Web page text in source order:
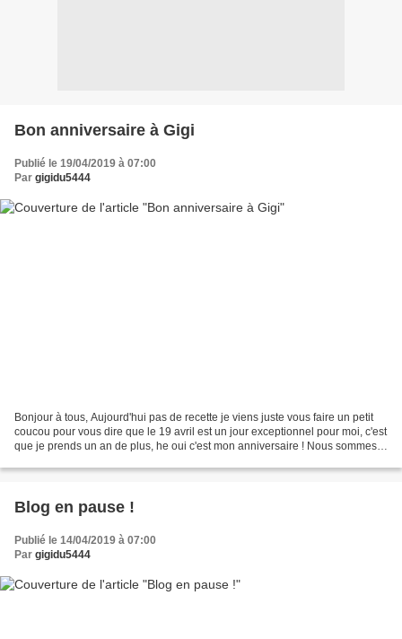
Bon anniversaire à Gigi
Publié le 19/04/2019 à 07:00
Par gigidu5444
Bonjour à tous, Aujourd'hui pas de recette je viens juste vous faire un petit
coucou pour vous dire que le 19 avril est un jour exceptionnel pour moi, c'est
que je prends un an de plus, he oui c'est mon anniversaire ! Nous sommes
Blog en pause !
Publié le 14/04/2019 à 07:00
Par gigidu5444